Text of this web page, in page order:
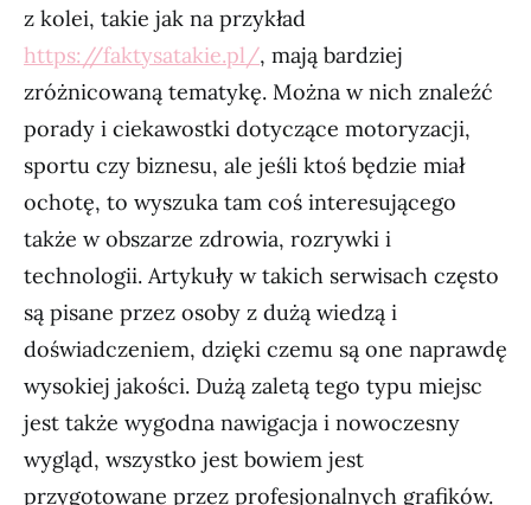
z kolei, takie jak na przykład
https://faktysatakie.pl/, mają bardziej
zróżnicowaną tematykę. Można w nich znaleźć
porady i ciekawostki dotyczące motoryzacji,
sportu czy biznesu, ale jeśli ktoś będzie miał
ochotę, to wyszuka tam coś interesującego
także w obszarze zdrowia, rozrywki i
technologii. Artykuły w takich serwisach często
są pisane przez osoby z dużą wiedzą i
doświadczeniem, dzięki czemu są one naprawdę
wysokiej jakości. Dużą zaletą tego typu miejsc
jest także wygodna nawigacja i nowoczesny
wygląd, wszystko jest bowiem jest
przygotowane przez profesjonalnych grafików.